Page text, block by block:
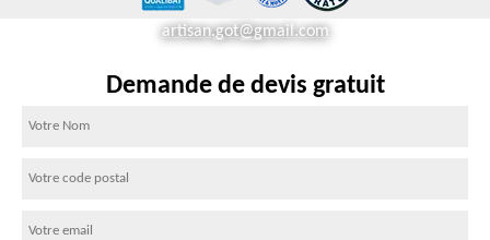
artisan.got@gmail.com
Demande de devis gratuit